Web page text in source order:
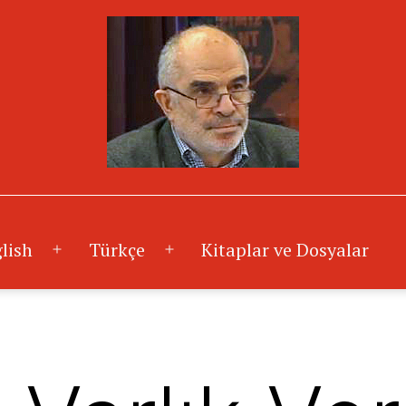
Menüyü
aç
Türkçe
Menüyü
aç
Kitaplar ve Dosyalar